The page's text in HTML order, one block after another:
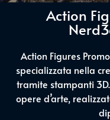
Action
Action Figures
specializzata nella
tramite stampanti
opere d’arte,